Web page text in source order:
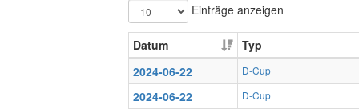
Einträge anzeigen
Datum
Typ
2024-06-22
D-Cup
2024-06-22 D-Cup